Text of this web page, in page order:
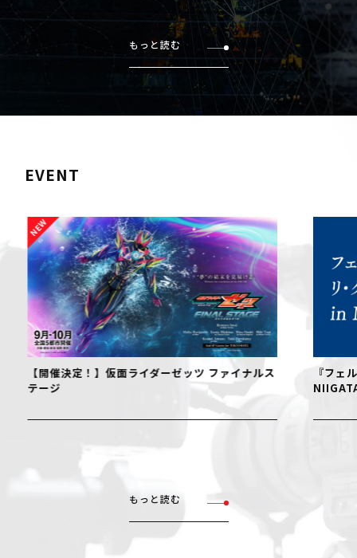
もっと読む
EVENT
【開催決定！】仮面ライダーゼッツ ファイナルス
テージ
『フェ
もっと読む